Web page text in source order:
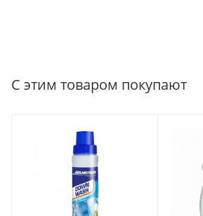
С этим товаром покупают